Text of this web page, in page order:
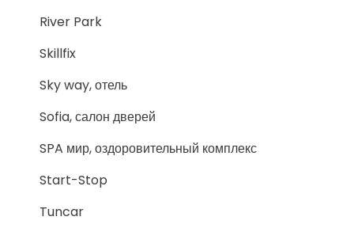
River Park
Skillfix
Sky way, отель
Sofia, салон дверей
SPA мир, оздоровительный комплекс
Start-Stop
Tuncar